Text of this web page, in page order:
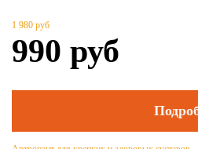
1 980 руб
990 руб